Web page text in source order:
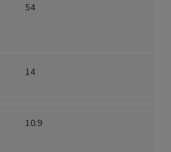
54
14
10.9